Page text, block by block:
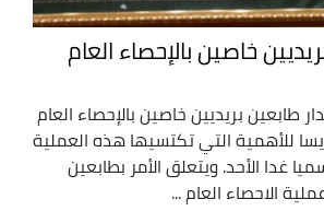
خاصين بالإحصاء العام
طابعين بريديين خاصين بالإحصاء العام
للأهمية التي تكتسيها هذه العملية
غدا الأحد. ويتعلق الأمر بطابعين
الاحصاء العام ...